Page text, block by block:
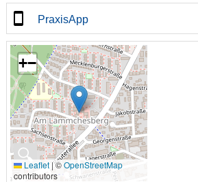
PraxisApp
🔍
+−
Leaflet |©OpenStreetMap
contributors